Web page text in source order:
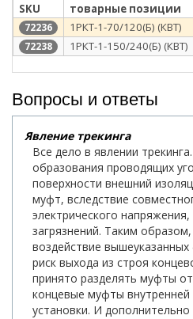
SKU товарные позиции
72236 1РКТ-1-70/120(Б) (КВТ)
72238 1РКТ-1-150/240(Б) (КВТ)
Вопросы и ответы
Явление трекинга
Все дело в явлении
образования проводящих
поверхности внешний
муфт, вследствие
электрического
загрязнений. Таким
воздействие
риск выхода из строя
принято разделять муфты
концевые муфты
установки. И